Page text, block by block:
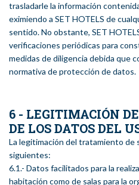
trasladarle la información
eximiendo a SET HOTELS de
sentido. No obstante, SET
verificaciones periódicas para
medidas de diligencia debida que
normativa de protección de datos.
6 - LEGITIMACIÓN
DE LOS DATOS DEL
La legitimación del tratamiento de
siguientes:
6.1.- Datos facilitados para la
habitación como de salas para la